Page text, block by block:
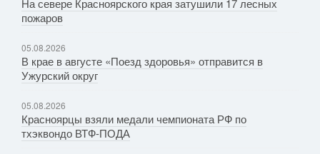
На севере Красноярского края затушили 17 лесных
пожаров
05.08.2026
В крае в августе «Поезд здоровья» отправится в
Ужурский округ
05.08.2026
Красноярцы взяли медали чемпионата РФ по
тхэквондо ВТФ-ПОДА